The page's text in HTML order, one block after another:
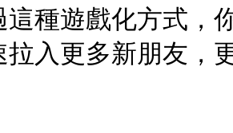
這種遊戲化方式，
拉入更多新朋友，